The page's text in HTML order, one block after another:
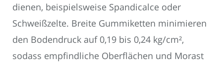
dienen, beispielsweise Spandicalce oder
Schweißzelte. Breite Gummiketten minimieren
den Bodendruck auf 0,19 bis 0,24 kg/cm²,
sodass empfindliche Oberflächen und Morast